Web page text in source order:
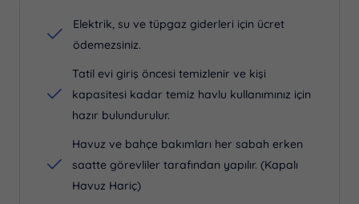
Elektrik, su ve tüpgaz giderleri için ücret
ödemezsiniz.
Tatil evi giriş öncesi temizlenir ve kişi
kapasitesi kadar temiz havlu kullanımınız için
hazır bulundurulur.
Havuz ve bahçe bakımları her sabah erken
saatte görevliler tarafından yapılır. (Kapalı
Havuz Hariç)